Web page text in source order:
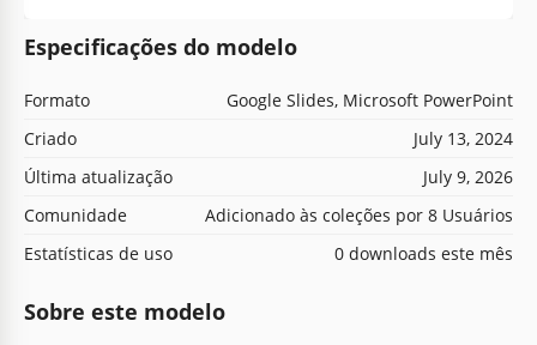
Especificações do modelo
Formato
Google Slides, Microsoft PowerPoint
Criado
July 13, 2024
Última atualização
July 9, 2026
Comunidade
Adicionado às coleções por 8 Usuários
Estatísticas de uso
0 downloads este mês
Sobre este modelo